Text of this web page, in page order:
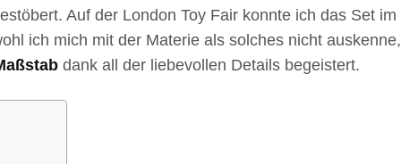
Auf der London Toy Fair konnte ich das Set im
ich mich mit der Materie als solches nicht auskenne,
dank all der liebevollen Details begeistert.